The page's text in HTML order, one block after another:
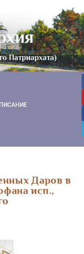
Патриархата)
Даров в
исп.,